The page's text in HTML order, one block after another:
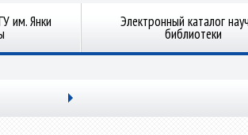
им. Янки Электронный каталог
библиотеки